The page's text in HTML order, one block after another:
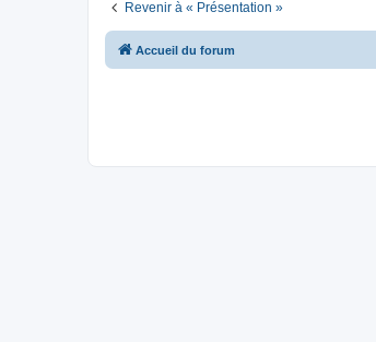
Revenir à « Présentation »
Accueil du forum